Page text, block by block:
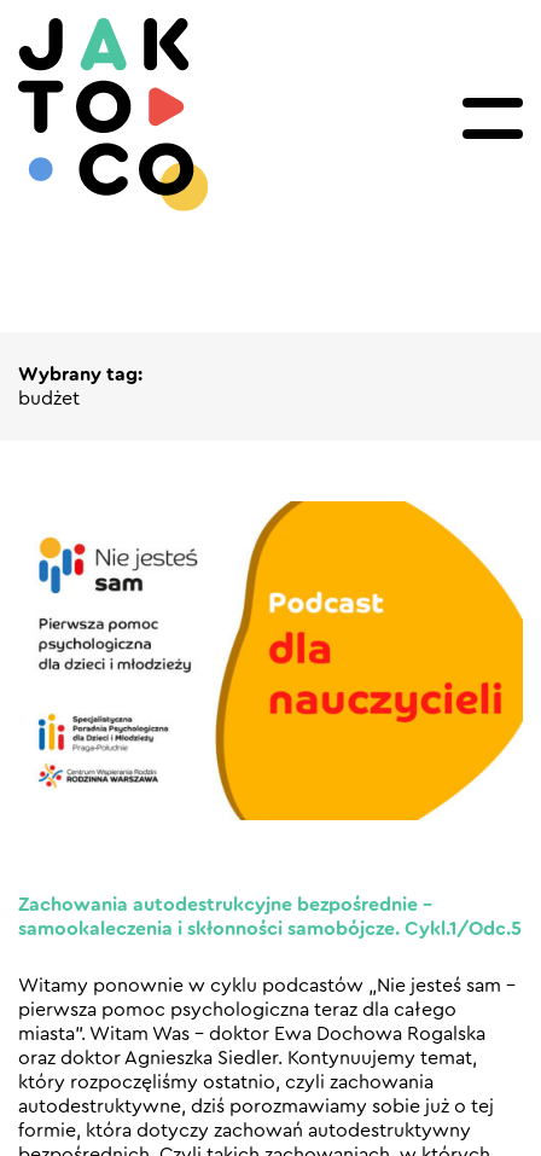
Wybrany tag:
budżet
Zachowania autodestrukcyjne bezpośrednie –
samookaleczenia i skłonności samobójcze. Cykl.1/Odc.5
Witamy ponownie w cyklu podcastów „Nie jesteś sam –
pierwsza pomoc psychologiczna teraz dla całego
miasta”. Witam Was – doktor Ewa Dochowa Rogalska
oraz doktor Agnieszka Siedler. Kontynuujemy temat,
który rozpoczęliśmy ostatnio, czyli zachowania
autodestruktywne, dziś porozmawiamy sobie już o tej
formie, która dotyczy zachowań autodestruktywny